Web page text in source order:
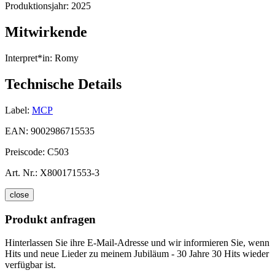
Produktionsjahr: 2025
Mitwirkende
Interpret*in: Romy
Technische Details
Label: MCP
EAN: 9002986715535
Preiscode: C503
Art. Nr.: X800171553-3
close
Produkt anfragen
Hinterlassen Sie ihre E-Mail-Adresse und wir informieren Sie, wenn
Hits und neue Lieder zu meinem Jubiläum - 30 Jahre 30 Hits wieder
verfügbar ist.